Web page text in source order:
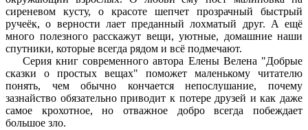
сиреневом кусту, о красоте шепчет прозрачный быстрый
ручеёк, о верности лает преданный лохматый друг. А ещё
много полезного расскажут вещи, уютные, домашние наши
спутники, которые всегда рядом и всё подмечают.
Серия книг современного автора Елены Велена "Добрые
сказки о простых вещах" поможет маленькому читателю
понять, чем обычно кончается непослушание, почему
зазнайство обязательно приводит к потере друзей и как даже
самое крохотное, но отважное добро всегда побеждает
большое зло.